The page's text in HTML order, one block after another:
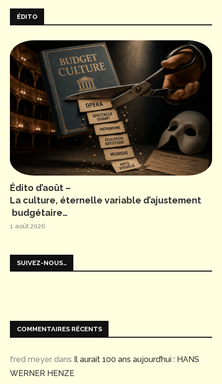
ÉDITO
Édito d’août –
La culture, éternelle variable d’ajustement
budgétaire…
1 août 2026
SUIVEZ-NOUS…
COMMENTAIRES RÉCENTS
fred meyer dans Il aurait 100 ans aujourd’hui : HANS
WERNER HENZE